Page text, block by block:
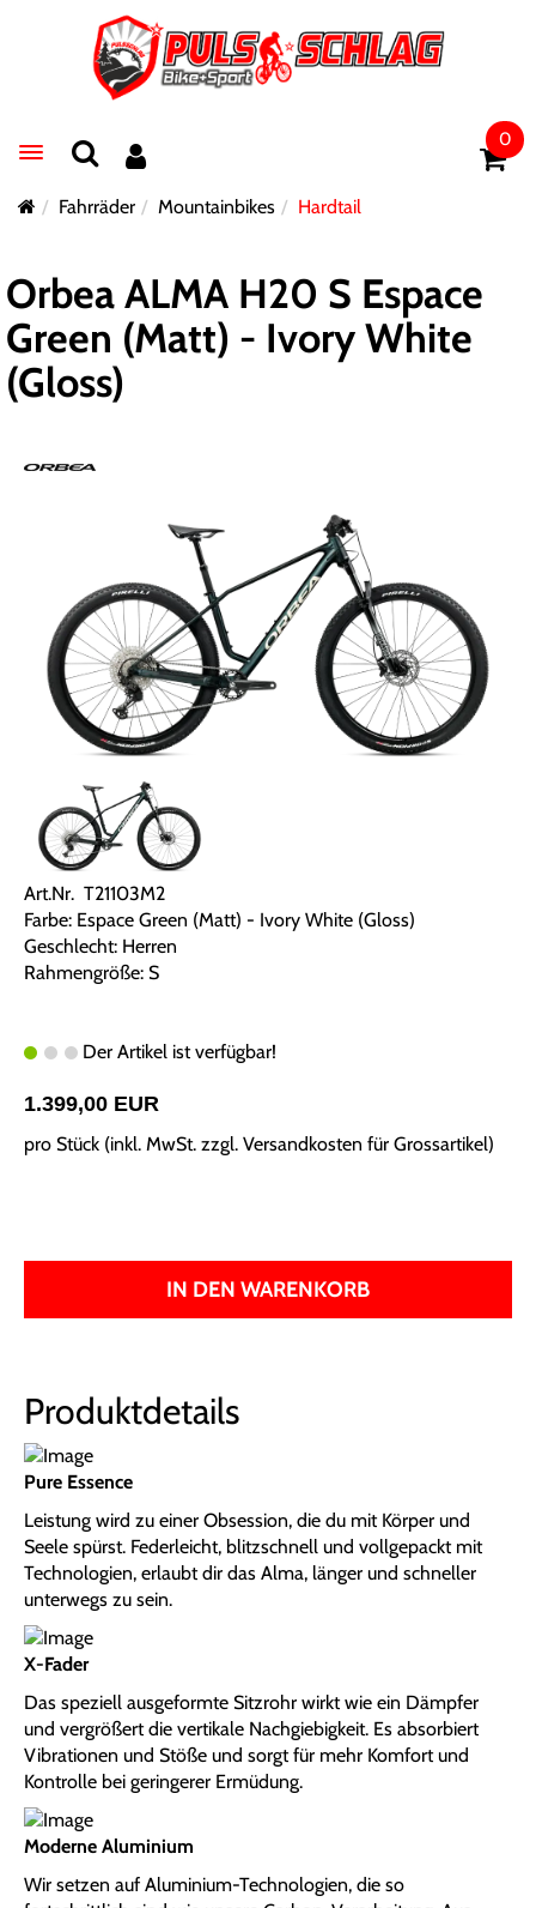
Toggle navigation
0
Fahrräder Mountainbikes Hardtail
Orbea ALMA H20 S Espace
Green (Matt) - Ivory White
(Gloss)
Art.Nr. T21103M2
Farbe: Espace Green (Matt) - Ivory White (Gloss)
Geschlecht: Herren
Rahmengröße: S
Der Artikel ist verfügbar!
1.399,00 EUR
pro Stück (inkl. MwSt. zzgl. Versandkosten für Grossartikel)
IN DEN WARENKORB
Produktdetails
Pure Essence
Leistung wird zu einer Obsession, die du mit Körper und
Seele spürst. Federleicht, blitzschnell und vollgepackt mit
Technologien, erlaubt dir das Alma, länger und schneller
unterwegs zu sein.
X-Fader
Das speziell ausgeformte Sitzrohr wirkt wie ein Dämpfer
und vergrößert die vertikale Nachgiebigkeit. Es absorbiert
Vibrationen und Stöße und sorgt für mehr Komfort und
Kontrolle bei geringerer Ermüdung.
Moderne Aluminium
Wir setzen auf Aluminium-Technologien, die so